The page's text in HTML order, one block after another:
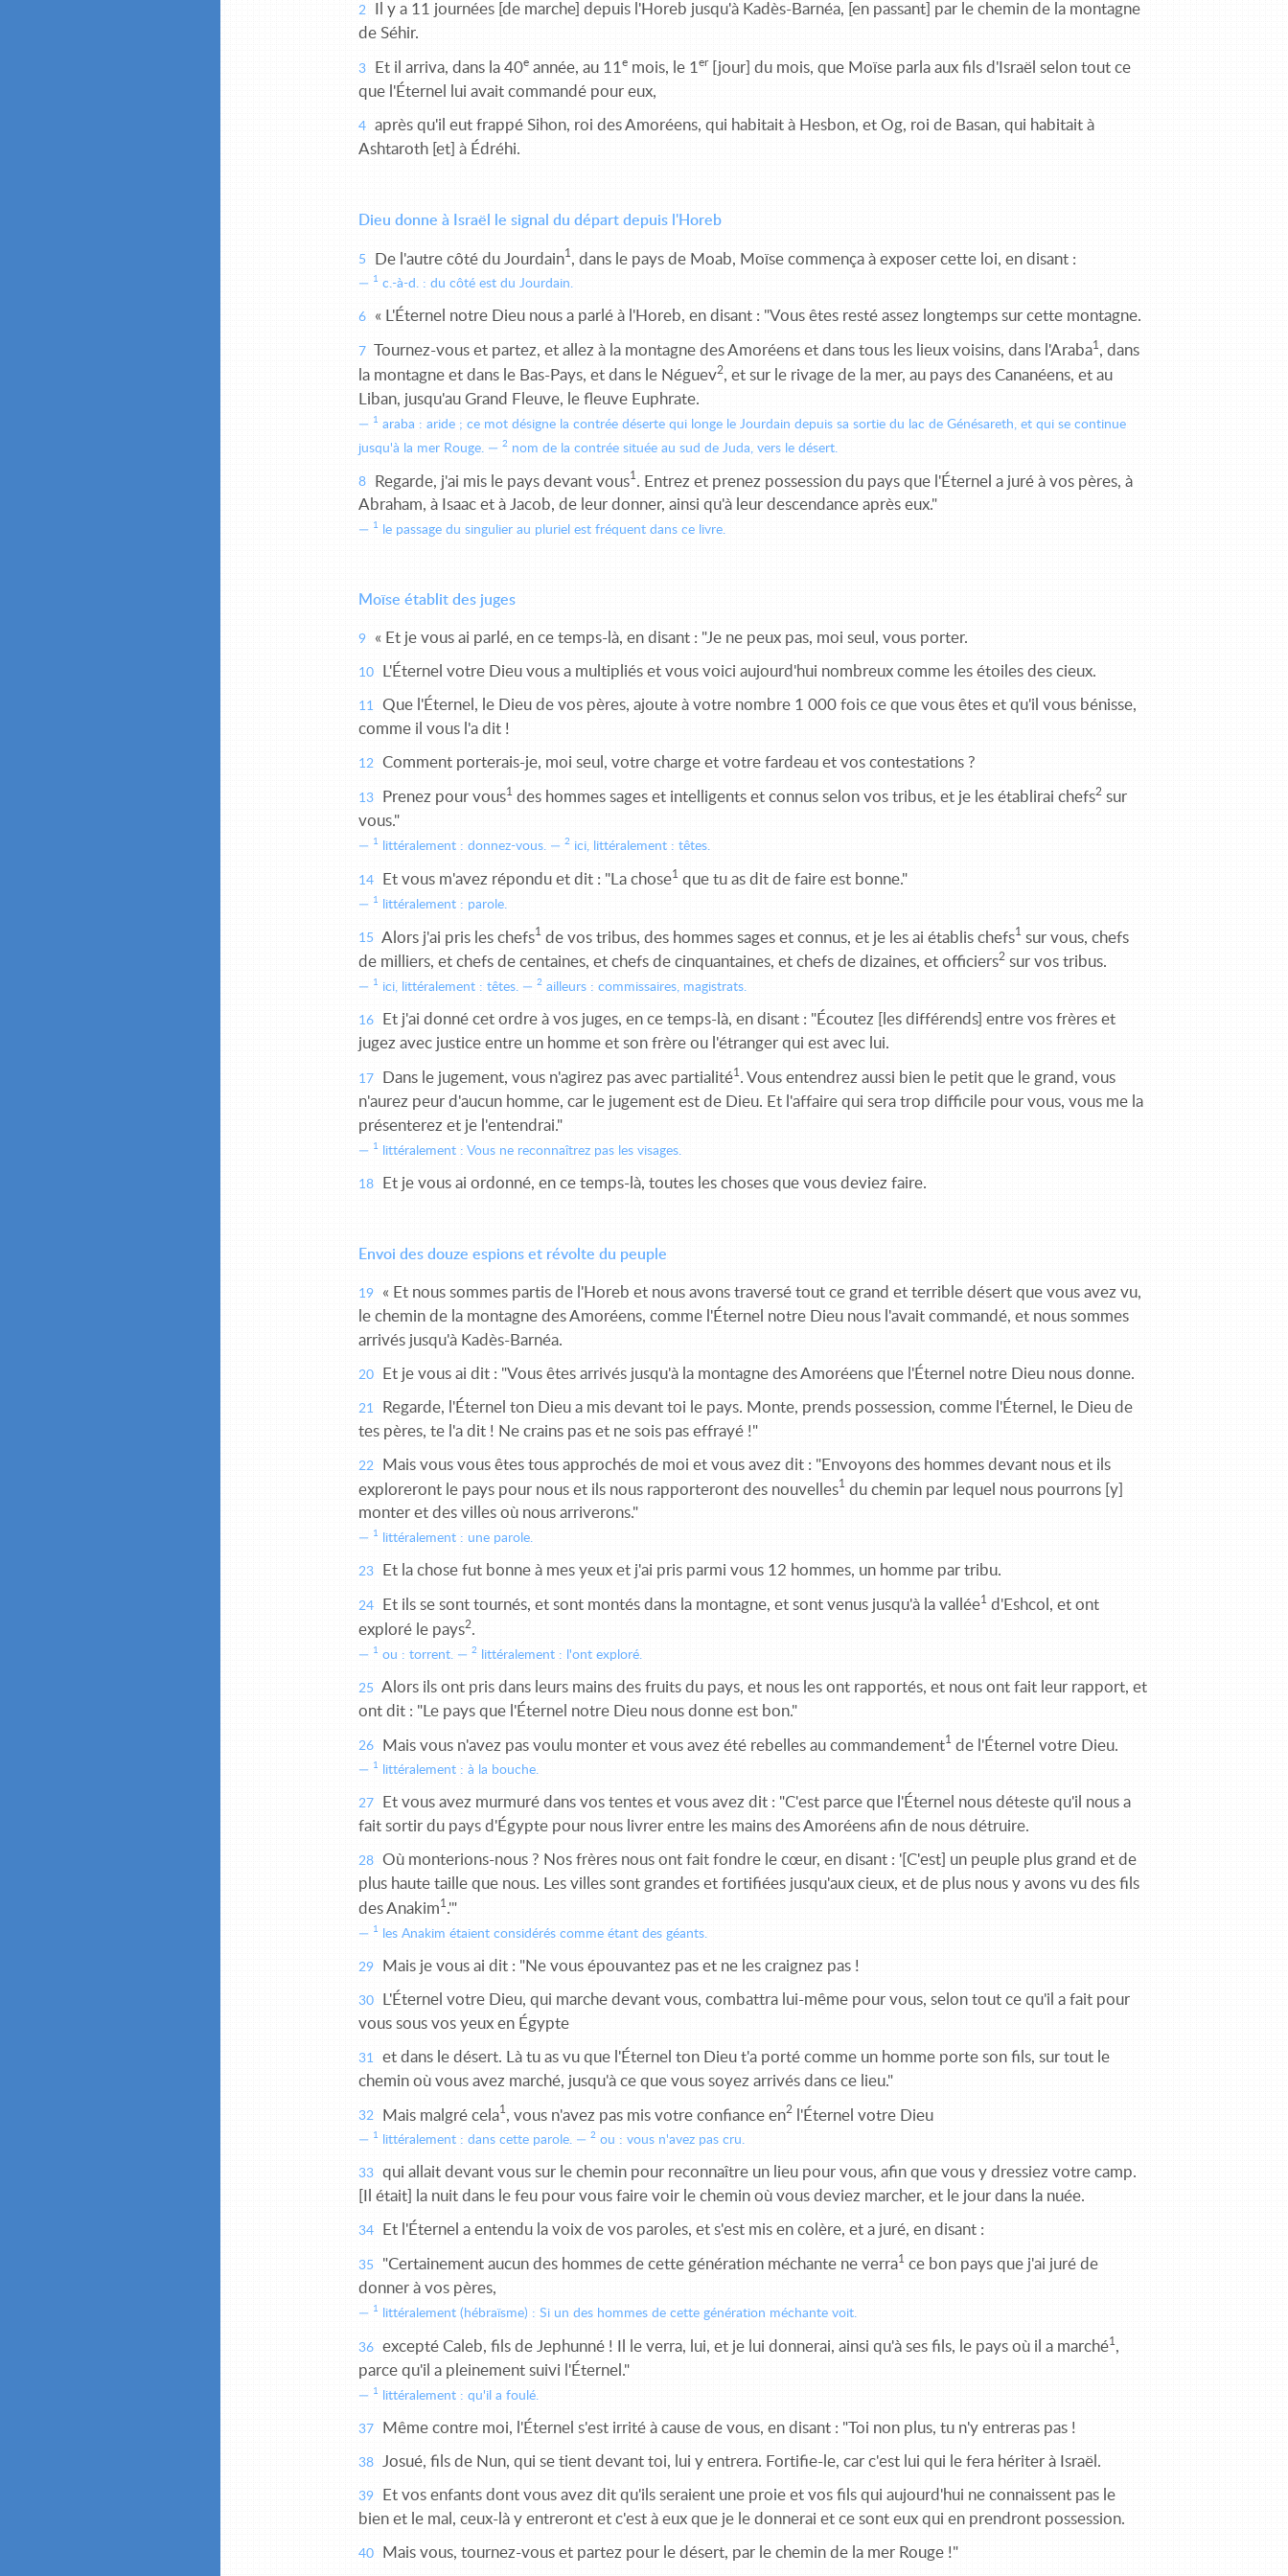
2
Il y a 11 journées [de marche] depuis l'Horeb jusqu'à Kadès-Barnéa, [en passant] par le chemin de la montagne
de Séhir.
3 Et il arriva, dans la 40e année, au 11e mois, le 1er
[jour] du mois, que Moïse parla aux fils d'Israël selon tout ce
que l'Éternel lui avait commandé pour eux,
4
après qu'il eut frappé Sihon, roi des Amoréens, qui habitait à Hesbon, et Og, roi de Basan, qui habitait à
Ashtaroth [et] à Édréhi.
Dieu donne à Israël le signal du départ depuis l'Horeb
5 De l'autre côté du Jourdain1 , dans le pays de Moab, Moïse commença à exposer cette loi, en disant :
1 c.-à-d. : du côté est du Jourdain.
6 « L'Éternel notre Dieu nous a parlé à l'Horeb, en disant : "Vous êtes resté assez longtemps sur cette montagne.
7 Tournez-vous et partez, et allez à la montagne des Amoréens et dans tous les lieux voisins, dans l'Araba1 , dans
la montagne et dans le Bas-Pays, et dans le Néguev2, et sur le rivage de la mer, au pays des Cananéens, et au
Liban, jusqu'au Grand Fleuve, le fleuve Euphrate.
1
araba : aride ; ce mot désigne la contrée déserte qui longe le Jourdain depuis sa sortie du lac de Génésareth, et qui se continue
jusqu'à la mer Rouge.
2 nom de la contrée située au sud de Juda, vers le désert.
8 Regarde, j'ai mis le pays devant vous1
. Entrez et prenez possession du pays que l'Éternel a juré à vos pères, à
Abraham, à Isaac et à Jacob, de leur donner, ainsi qu'à leur descendance après eux."
1 le passage du singulier au pluriel est fréquent dans ce livre.
Moïse établit des juges
9 « Et je vous ai parlé, en ce temps-là, en disant : "Je ne peux pas, moi seul, vous porter.
10 L'Éternel votre Dieu vous a multipliés et vous voici aujourd'hui nombreux comme les étoiles des cieux.
11
Que l'Éternel, le Dieu de vos pères, ajoute à votre nombre 1 000 fois ce que vous êtes et qu'il vous bénisse,
comme il vous l'a dit !
12 Comment porterais-je, moi seul, votre charge et votre fardeau et vos contestations ?
13 Prenez pour vous1 des hommes sages et intelligents et connus selon vos tribus, et je les établirai chefs2 sur
vous."
1 littéralement : donnez-vous. 2 ici, littéralement : têtes.
14 Et vous m'avez répondu et dit : "La chose1 que tu as dit de faire est bonne."
1 littéralement : parole.
15 Alors j'ai pris les chefs1 de vos tribus, des hommes sages et connus, et je les ai établis chefs1 sur vous, chefs
de milliers, et chefs de centaines, et chefs de cinquantaines, et chefs de dizaines, et officiers2 sur vos tribus.
1 ici, littéralement : têtes. 2 ailleurs : commissaires, magistrats.
16
Et j'ai donné cet ordre à vos juges, en ce temps-là, en disant : "Écoutez [les différends] entre vos frères et
jugez avec justice entre un homme et son frère ou l'étranger qui est avec lui.
17 Dans le jugement, vous n'agirez pas avec partialité1 . Vous entendrez aussi bien le petit que le grand, vous
n'aurez peur d'aucun homme, car le jugement est de Dieu. Et l'affaire qui sera trop difficile pour vous, vous me la
présenterez et je l'entendrai."
1 littéralement : Vous ne reconnaîtrez pas les visages.
18 Et je vous ai ordonné, en ce temps-là, toutes les choses que vous deviez faire.
Envoi des douze espions et révolte du peuple
19
« Et nous sommes partis de l'Horeb et nous avons traversé tout ce grand et terrible désert que vous avez vu,
le chemin de la montagne des Amoréens, comme l'Éternel notre Dieu nous l'avait commandé, et nous sommes
arrivés jusqu'à Kadès-Barnéa.
20 Et je vous ai dit : "Vous êtes arrivés jusqu'à la montagne des Amoréens que l'Éternel notre Dieu nous donne.
21
Regarde, l'Éternel ton Dieu a mis devant toi le pays. Monte, prends possession, comme l'Éternel, le Dieu de
tes pères, te l'a dit ! Ne crains pas et ne sois pas effrayé !"
22
Mais vous vous êtes tous approchés de moi et vous avez dit : "Envoyons des hommes devant nous et ils
exploreront le pays pour nous et ils nous rapporteront des nouvelles1 du chemin par lequel nous pourrons [y]
monter et des villes où nous arriverons."
1 littéralement : une parole.
23 Et la chose fut bonne à mes yeux et j'ai pris parmi vous 12 hommes, un homme par tribu.
24 Et ils se sont tournés, et sont montés dans la montagne, et sont venus jusqu'à la vallée1 d'Eshcol, et ont
exploré le pays2.
1 ou : torrent. 2 littéralement : l'ont exploré.
25
Alors ils ont pris dans leurs mains des fruits du pays, et nous les ont rapportés, et nous ont fait leur rapport, et
ont dit : "Le pays que l'Éternel notre Dieu nous donne est bon."
26 Mais vous n'avez pas voulu monter et vous avez été rebelles au commandement1 de l'Éternel votre Dieu.
1 littéralement : à la bouche.
27
Et vous avez murmuré dans vos tentes et vous avez dit : "C'est parce que l'Éternel nous déteste qu'il nous a
fait sortir du pays d'Égypte pour nous livrer entre les mains des Amoréens afin de nous détruire.
28
Où monterions-nous ? Nos frères nous ont fait fondre le cœur, en disant : '[C'est] un peuple plus grand et de
plus haute taille que nous. Les villes sont grandes et fortifiées jusqu'aux cieux, et de plus nous y avons vu des fils
des Anakim1 .'"
1 les Anakim étaient considérés comme étant des géants.
29 Mais je vous ai dit : "Ne vous épouvantez pas et ne les craignez pas !
30
L'Éternel votre Dieu, qui marche devant vous, combattra lui-même pour vous, selon tout ce qu'il a fait pour
vous sous vos yeux en Égypte
31
et dans le désert. Là tu as vu que l'Éternel ton Dieu t'a porté comme un homme porte son fils, sur tout le
chemin où vous avez marché, jusqu'à ce que vous soyez arrivés dans ce lieu."
32 Mais malgré cela1, vous n'avez pas mis votre confiance en2 l'Éternel votre Dieu
1 littéralement : dans cette parole. 2 ou : vous n'avez pas cru.
33
qui allait devant vous sur le chemin pour reconnaître un lieu pour vous, afin que vous y dressiez votre camp.
[Il était] la nuit dans le feu pour vous faire voir le chemin où vous deviez marcher, et le jour dans la nuée.
34 Et l'Éternel a entendu la voix de vos paroles, et s'est mis en colère, et a juré, en disant :
35 "Certainement aucun des hommes de cette génération méchante ne verra1 ce bon pays que j'ai juré de
donner à vos pères,
1 littéralement (hébraïsme) : Si un des hommes de cette génération méchante voit.
36 excepté Caleb, fils de Jephunné ! Il le verra, lui, et je lui donnerai, ainsi qu'à ses fils, le pays où il a marché1 ,
parce qu'il a pleinement suivi l'Éternel."
1 littéralement : qu'il a foulé.
37 Même contre moi, l'Éternel s'est irrité à cause de vous, en disant : "Toi non plus, tu n'y entreras pas !
38 Josué, fils de Nun, qui se tient devant toi, lui y entrera. Fortifie-le, car c'est lui qui le fera hériter à Israël.
39
Et vos enfants dont vous avez dit qu'ils seraient une proie et vos fils qui aujourd'hui ne connaissent pas le
bien et le mal, ceux-là y entreront et c'est à eux que je le donnerai et ce sont eux qui en prendront possession.
40 Mais vous, tournez-vous et partez pour le désert, par le chemin de la mer Rouge !"